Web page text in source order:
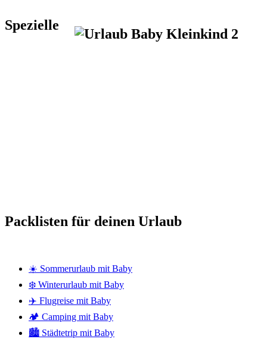
Spezielle
Packlisten für deinen Urlaub
☀️ Sommerurlaub mit Baby
❄️ Winterurlaub mit Baby
✈️ Flugreise mit Baby
🏕️ Camping mit Baby
🏙️ Städtetrip mit Baby